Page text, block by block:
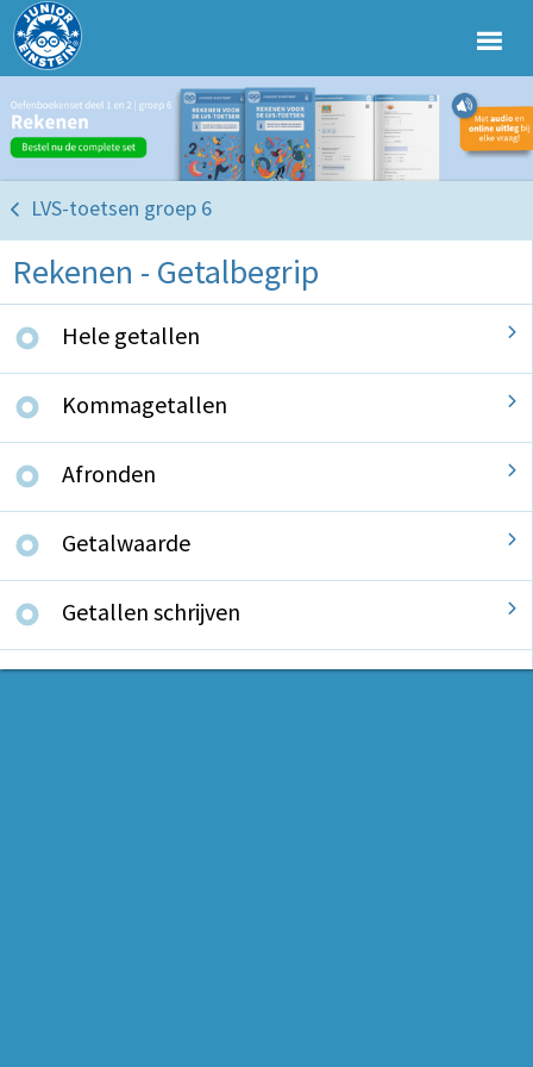
LVS-toetsen groep 6
Rekenen - Getalbegrip
Hele getallen
Kommagetallen
Afronden
Getalwaarde
Getallen schrijven